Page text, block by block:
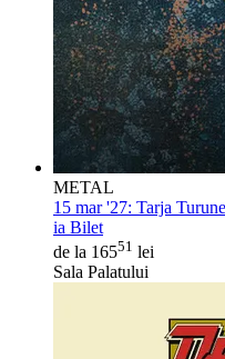
METAL
15 mar '27: Tarja
ia Bilet
de la 16551 lei
Sala Palatului